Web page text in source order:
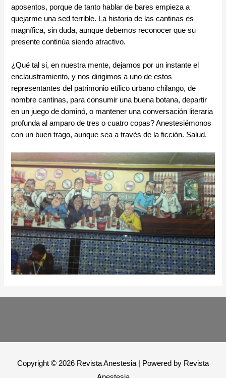
aposentos, porque de tanto hablar de bares empieza a
quejarme una sed terrible. La historia de las cantinas es
magnífica, sin duda, aunque debemos reconocer que su
presente continúa siendo atractivo.
¿Qué tal si, en nuestra mente, dejamos por un instante el
enclaustramiento, y nos dirigimos a uno de estos
representantes del patrimonio etílico urbano chilango, de
nombre cantinas, para consumir una buena botana, departir
en un juego de dominó, o mantener una conversación literaria
profunda al amparo de tres o cuatro copas? Anestesiémonos
con un buen trago, aunque sea a través de la ficción. Salud.
Copyright © 2026 Revista Anestesia | Powered by Revista